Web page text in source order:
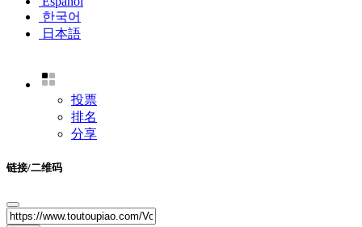
한국어
日本語
投票
排名
分享
链接/二维码